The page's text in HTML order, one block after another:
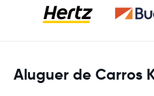
Aluguer de Carros